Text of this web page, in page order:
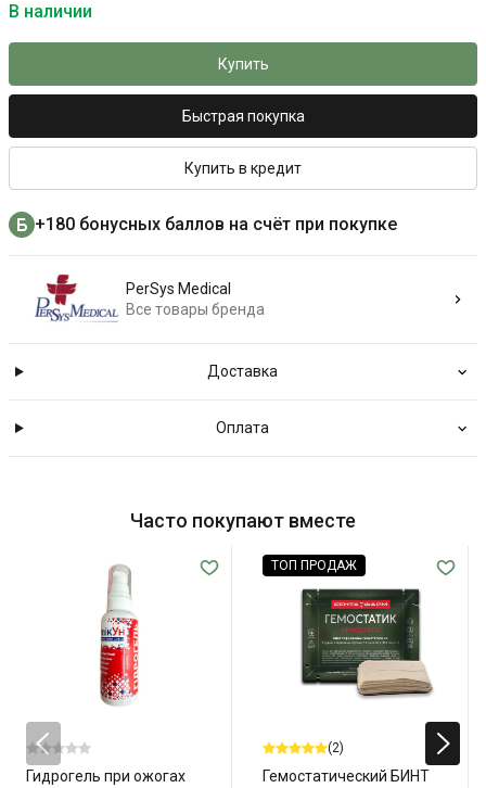
В наличии
Купить
Быстрая покупка
Купить в кредит
+180 бонусных баллов на счёт при покупке
PerSys Medical
Все товары бренда
Доставка
Оплата
Часто покупают вместе
Гидрогель при ожогах
ТОП ПРОДАЖ
(2)
Гемостатический БИНТ